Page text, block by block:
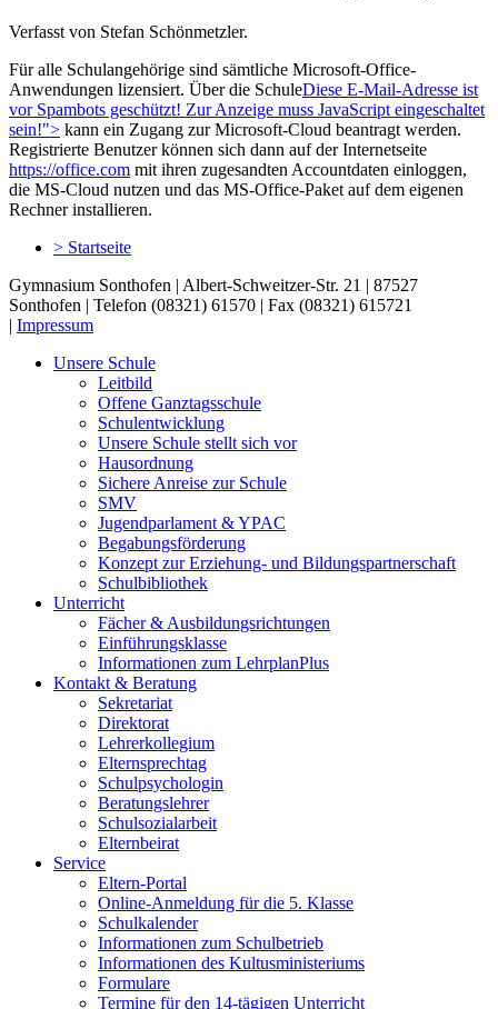
Verfasst von Stefan Schönmetzler.
Für alle Schulangehörige sind sämtliche Microsoft-Office-
Anwendungen lizensiert. Über die SchuleDiese E-Mail-Adresse ist
vor Spambots geschützt! Zur Anzeige muss JavaScript eingeschaltet
sein!"> kann ein Zugang zur Microsoft-Cloud beantragt werden.
Registrierte Benutzer können sich dann auf der Internetseite
https://office.com mit ihren zugesandten Accountdaten einloggen,
die MS-Cloud nutzen und das MS-Office-Paket auf dem eigenen
Rechner installieren.
> Startseite
Gymnasium Sonthofen | Albert-Schweitzer-Str. 21 | 87527
Sonthofen | Telefon (08321) 61570 | Fax (08321) 615721
| Impressum
Unsere Schule
Leitbild
Offene Ganztagsschule
Schulentwicklung
Unsere Schule stellt sich vor
Hausordnung
Sichere Anreise zur Schule
SMV
Jugendparlament & YPAC
Begabungsförderung
Konzept zur Erziehung- und Bildungspartnerschaft
Schulbibliothek
Unterricht
Fächer & Ausbildungsrichtungen
Einführungsklasse
Informationen zum LehrplanPlus
Kontakt & Beratung
Sekretariat
Direktorat
Lehrerkollegium
Elternsprechtag
Schulpsychologin
Beratungslehrer
Schulsozialarbeit
Elternbeirat
Service
Eltern-Portal
Online-Anmeldung für die 5. Klasse
Schulkalender
Informationen zum Schulbetrieb
Informationen des Kultusministeriums
Formulare
Termine für den 14-tägigen Unterricht